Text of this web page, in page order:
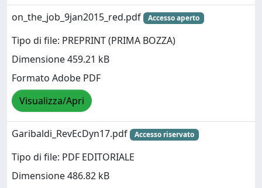
on_the_job_9jan2015_red.pdf
Accesso aperto
Tipo di file: PREPRINT (PRIMA BOZZA)
Dimensione 459.21 kB
Formato Adobe PDF
Visualizza/Apri
Garibaldi_RevEcDyn17.pdf Accesso riservato
Tipo di file: PDF EDITORIALE
Dimensione 486.82 kB